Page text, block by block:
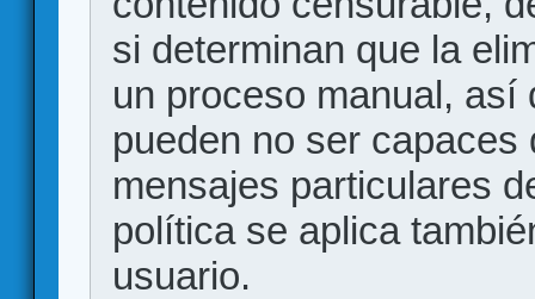
si determinan que la
un proceso manual, así
pueden no ser
mensajes particulares
política se aplica
usuario.